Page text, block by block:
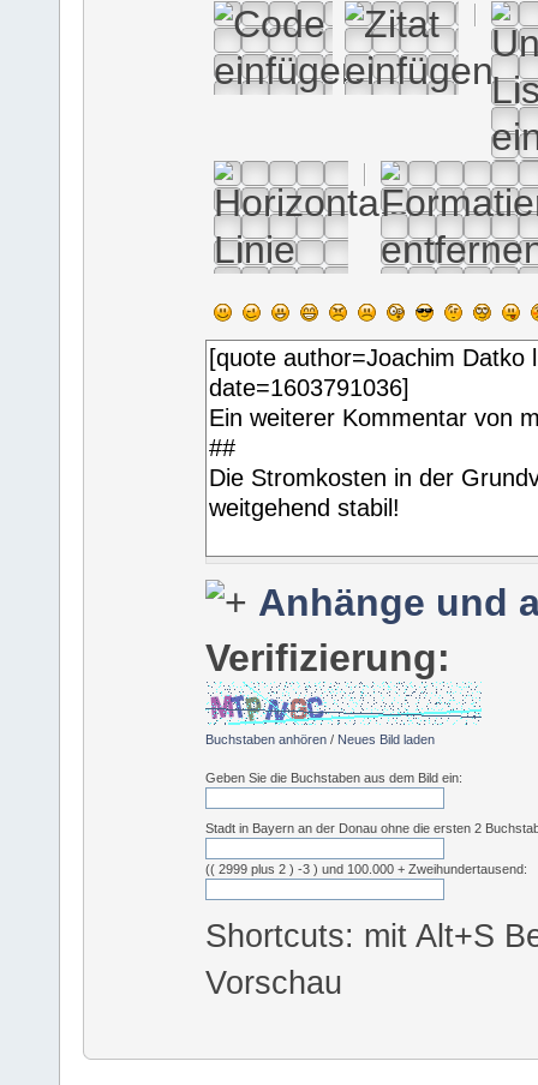
Anhänge und
Verifizierung:
Buchstaben anhören / Neues Bild laden
Geben Sie die Buchstaben aus dem Bild ein:
Stadt in Bayern an der Donau ohne die ersten 2
(( 2999 plus 2 ) -3 ) und 100.000 + Zweihundertausend:
Shortcuts: mit Alt+S
Vorschau